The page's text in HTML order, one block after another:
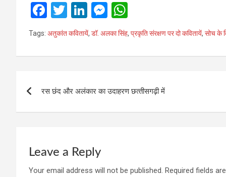
F
a
ce
b
o
k
T
wi
tt
er
Li
n
ke
dI
M
es
se
n
er
h
at
s
p
p
Tags: अतुकांत कवितायें, डॉ. अलका सिंह, प्रकृति संरक्षण पर दो कवितायें, सोच के
रस छंद और अलंकार का उदाहरण छत्‍तीसगढ़ी में
Leave a Reply
Your email address will not be published. Required fields